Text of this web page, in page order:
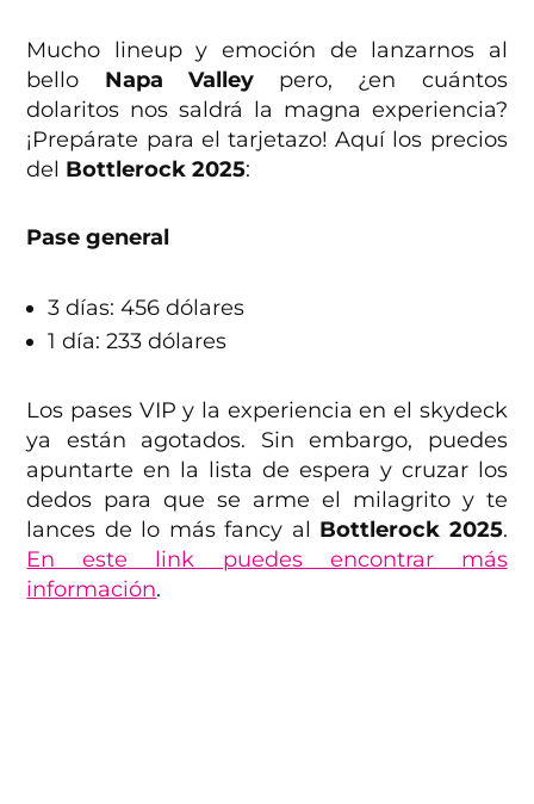
Mucho lineup y emoción de lanzarnos al
bello Napa Valleypero, ¿en cuántos
dolaritos nos saldrá la magna experiencia?
¡Prepárate para el tarjetazo! Aquí los precios
del Bottlerock 2025:
Pase general
3 días: 456 dólares
1 día: 233 dólares
Los pases VIP y la experiencia en el skydeck
ya están agotados. Sin embargo, puedes
apuntarte en la lista de espera y cruzar los
dedos para que se arme el milagrito y te
lances de lo más fancy al Bottlerock 2025.
En este link puedes encontrar más
información.